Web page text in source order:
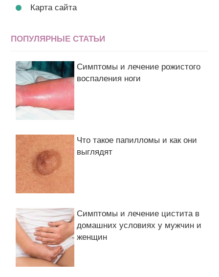
Карта сайта
ПОПУЛЯРНЫЕ СТАТЬИ
Симптомы и лечение рожистого
воспаления ноги
Что такое папилломы и как они
выглядят
Симптомы и лечение цистита в
домашних условиях у мужчин и
женщин